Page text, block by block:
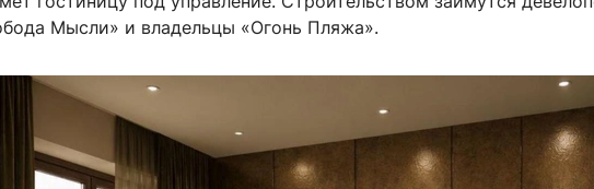
Мысли» и владельцы «Огонь Пляжа».